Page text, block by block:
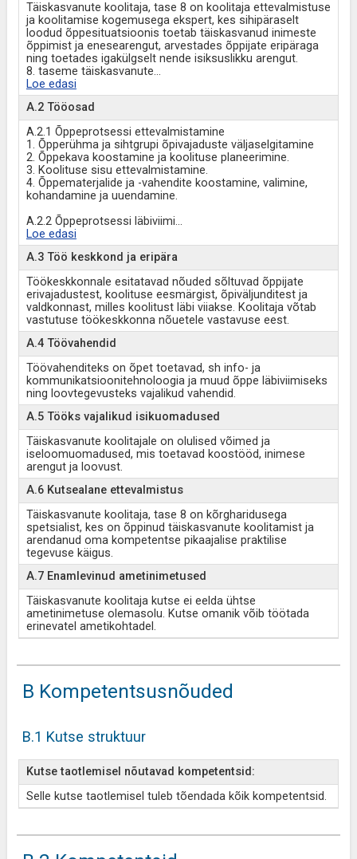
Täiskasvanute koolitaja, tase 8 on koolitaja ettevalmistuse
ja koolitamise kogemusega ekspert, kes sihipäraselt
loodud õppesituatsioonis toetab täiskasvanud inimeste
õppimist ja enesearengut, arvestades õppijate eripäraga
ning toetades igakülgselt nende isiksuslikku arengut.
8. taseme täiskasvanute...
Loe edasi
A.2 Tööosad
A.2.1 Õppeprotsessi ettevalmistamine
1. Õpperühma ja sihtgrupi õpivajaduste väljaselgitamine
2. Õppekava koostamine ja koolituse planeerimine.
3. Koolituse sisu ettevalmistamine.
4. Õppematerjalide ja -vahendite koostamine, valimine,
kohandamine ja uuendamine.
A.2.2 Õppeprotsessi läbiviimi...
Loe edasi
A.3 Töö keskkond ja eripära
Töökeskkonnale esitatavad nõuded sõltuvad õppijate
erivajadustest, koolituse eesmärgist, õpiväljunditest ja
valdkonnast, milles koolitust läbi viiakse. Koolitaja võtab
vastutuse töökeskkonna nõuetele vastavuse eest.
A.4 Töövahendid
Töövahenditeks on õpet toetavad, sh info- ja
kommunikatsioonitehnoloogia ja muud õppe läbiviimiseks
ning loovtegevusteks vajalikud vahendid.
A.5 Tööks vajalikud isikuomadused
Täiskasvanute koolitajale on olulised võimed ja
iseloomuomadused, mis toetavad koostööd, inimese
arengut ja loovust.
A.6 Kutsealane ettevalmistus
Täiskasvanute koolitaja, tase 8 on kõrgharidusega
spetsialist, kes on õppinud täiskasvanute koolitamist ja
arendanud oma kompetentse pikaajalise praktilise
tegevuse käigus.
A.7 Enamlevinud ametinimetused
Täiskasvanute koolitaja kutse ei eelda ühtse
ametinimetuse olemasolu. Kutse omanik võib töötada
erinevatel ametikohtadel.
B Kompetentsusnõuded
B.1 Kutse struktuur
Kutse taotlemisel nõutavad kompetentsid:
Selle kutse taotlemisel tuleb tõendada kõik kompetentsid.